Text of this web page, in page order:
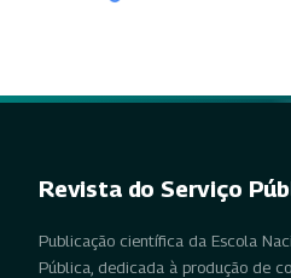
Revista do Serviço
Publicação científica da Escola
Pública, dedicada à produção de